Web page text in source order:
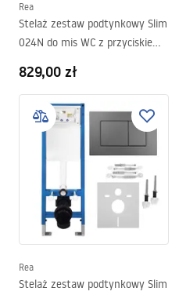
Rea
Stelaż zestaw podtynkowy Slim
024N do mis WC z przyciskiem
829,00 zł
Rea
Stelaż zestaw podtynkowy Slim